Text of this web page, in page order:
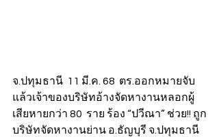
จ.ปทุมธานี  11 มี.ค. 68  ตร.ออกหมายจับ
แล้วเจ้าของบริษัทอ้างจัดหางานหลอกผู้
เสียหายกว่า 80  ราย ร้อง “ปวีณา” ช่วย!! ถูก
บริษัทจัดหางานย่าน อ.ธัญบุรี จ.ปทุมธานี